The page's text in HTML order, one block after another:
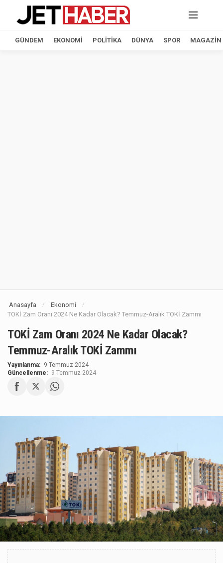
GÜNDEM EKONOMI POLITIKA DÜNYA SPOR MAGAZIN
Anasayfa / Ekonomi /
TOKİ Zam Oranı 2024 Ne Kadar Olacak? Temmuz-Aralık TOKİ Zammı
TOKİ Zam Oranı 2024 Ne Kadar Olacak?
Temmuz-Aralık TOKİ Zammı
Yayınlanma: 9 Temmuz 2024
Güncellenme: 9 Temmuz 2024